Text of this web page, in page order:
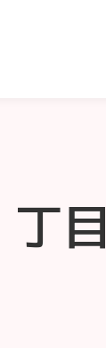
目